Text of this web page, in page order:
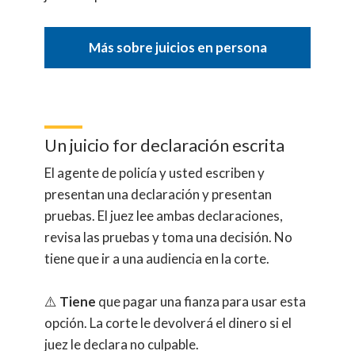
Más sobre juicios en persona
Un juicio for declaración escrita
El agente de policía y usted escriben y
presentan una declaración y presentan
pruebas. El juez lee ambas declaraciones,
revisa las pruebas y toma una decisión. No
tiene que ir a una audiencia en la corte.
⚠️ Tiene que pagar una fianza para usar esta
opción. La corte le devolverá el dinero si el
juez le declara no culpable.